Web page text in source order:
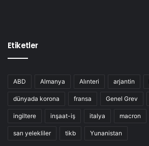
Etiketler
ABD Almanya Alınteri arjantin
dünyada korona fransa Genel Grev
ingiltere inşaat-iş italya macron
sarı yelekliler tikb Yunanistan